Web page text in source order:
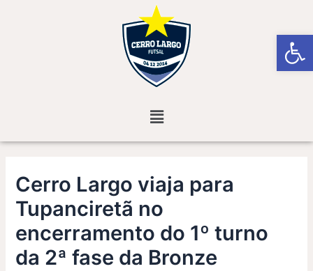
Menu
Cerro Largo viaja para
Tupanciretã no
encerramento do 1º turno
da 2ª fase da Bronze